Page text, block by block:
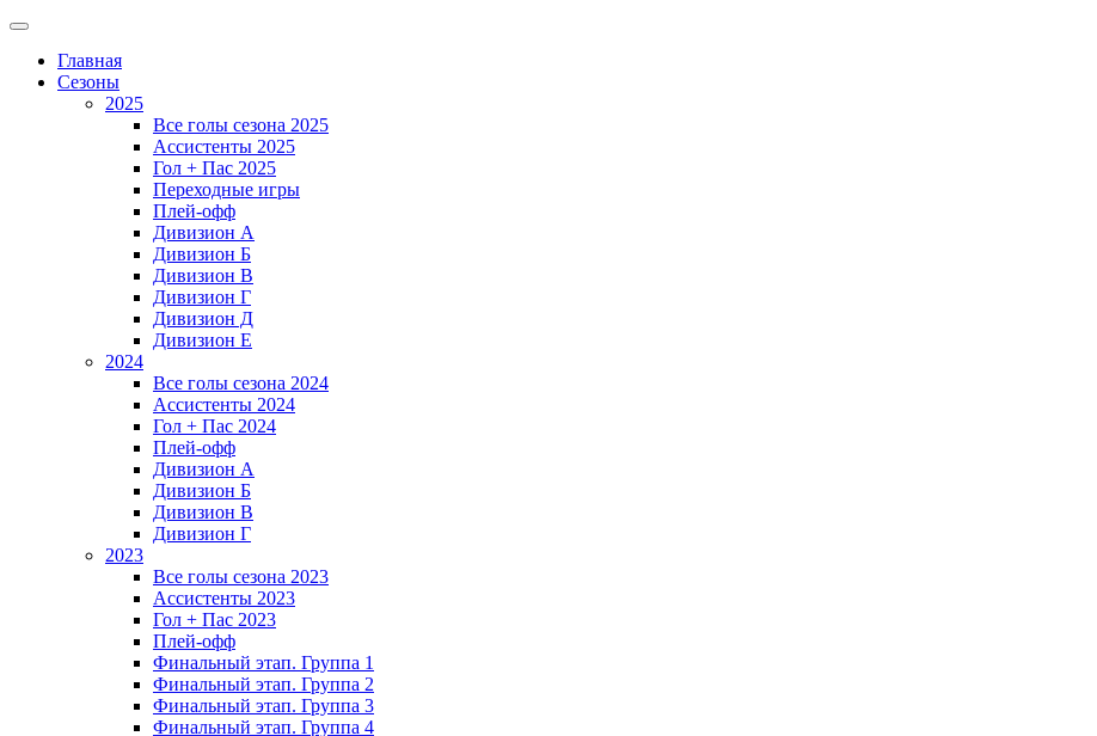
Главная
Сезоны
2025
Все голы сезона 2025
Ассистенты 2025
Гол + Пас 2025
Переходные игры
Плей-офф
Дивизион A
Дивизион Б
Дивизион В
Дивизион Г
Дивизион Д
Дивизион Е
2024
Все голы сезона 2024
Ассистенты 2024
Гол + Пас 2024
Плей-офф
Дивизион A
Дивизион Б
Дивизион В
Дивизион Г
2023
Все голы сезона 2023
Ассистенты 2023
Гол + Пас 2023
Плей-офф
Финальный этап. Группа 1
Финальный этап. Группа 2
Финальный этап. Группа 3
Финальный этап. Группа 4